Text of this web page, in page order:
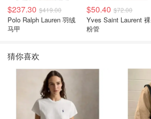
$237.30 $419.00
Polo Ralph Lauren 羽绒
马甲
$50.40 $72.00
Yves Saint Laurent 裸
粉管
猜你喜欢